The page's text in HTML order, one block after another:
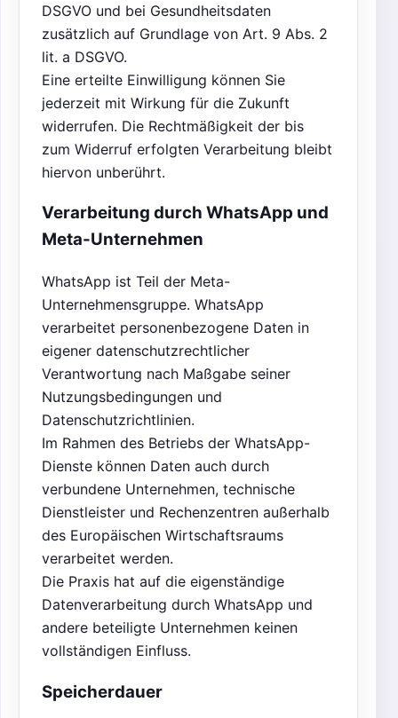
DSGVO und bei Gesundheitsdaten
zusätzlich auf Grundlage von Art. 9 Abs. 2
lit. a DSGVO.
Eine erteilte Einwilligung können Sie
jederzeit mit Wirkung für die Zukunft
widerrufen. Die Rechtmäßigkeit der bis
zum Widerruf erfolgten Verarbeitung bleibt
hiervon unberührt.
Verarbeitung durch WhatsApp und
Meta-Unternehmen
WhatsApp ist Teil der Meta-
Unternehmensgruppe. WhatsApp
verarbeitet personenbezogene Daten in
eigener datenschutzrechtlicher
Verantwortung nach Maßgabe seiner
Nutzungsbedingungen und
Datenschutzrichtlinien.
Im Rahmen des Betriebs der WhatsApp-
Dienste können Daten auch durch
verbundene Unternehmen, technische
Dienstleister und Rechenzentren außerhalb
des Europäischen Wirtschaftsraums
verarbeitet werden.
Die Praxis hat auf die eigenständige
Datenverarbeitung durch WhatsApp und
andere beteiligte Unternehmen keinen
vollständigen Einfluss.
Speicherdauer